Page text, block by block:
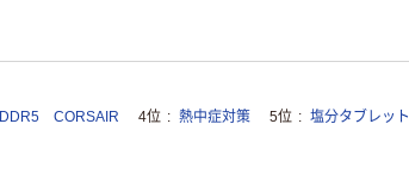
DDR5 CORSAIR 4位 熱中症対策 5位 塩分タブレット